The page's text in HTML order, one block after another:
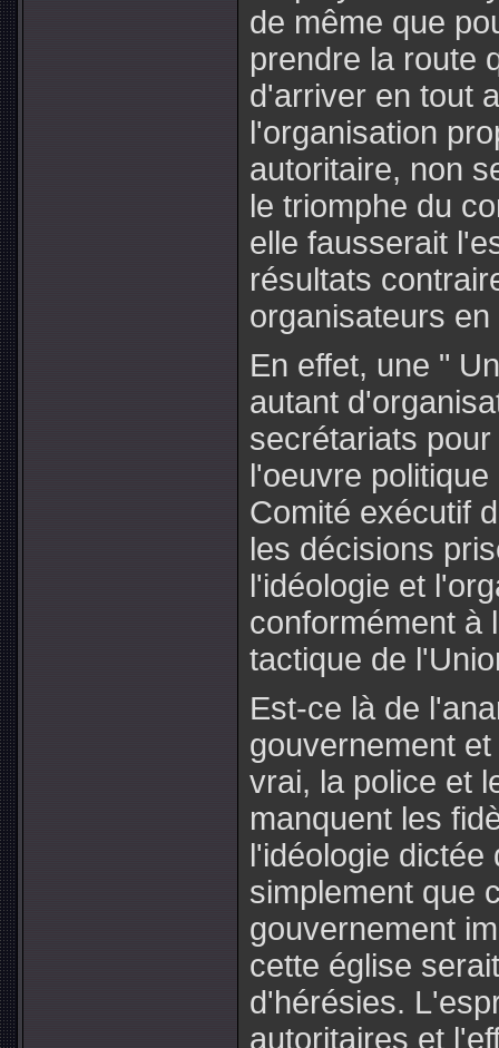
de même que
prendre la route
d'arriver en tout
l'organisation
autoritaire, non
le triomphe du
elle fausserait
résultats
organisateurs
En effet, une "
autant
secrétariats
l'oeuvre
Comité exécutif
les décisions
l'idéologie et
conformément à
tactique de
Est-ce là de
gouvernement
vrai, la police et
manquent les
l'idéologie dictée
simplement que
gouvernement
cette église
d'hérésies.
autoritaires et